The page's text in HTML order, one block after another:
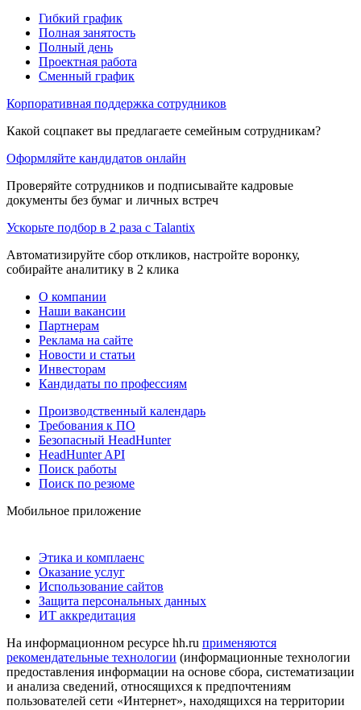
Гибкий график
Полная занятость
Полный день
Проектная работа
Сменный график
Корпоративная поддержка сотрудников
Какой соцпакет вы предлагаете семейным сотрудникам?
Оформляйте кандидатов онлайн
Проверяйте сотрудников и подписывайте кадровые
документы без бумаг и личных встреч
Ускорьте подбор в 2 раза с Talantix
Автоматизируйте сбор откликов, настройте воронку,
собирайте аналитику в 2 клика
О компании
Наши вакансии
Партнерам
Реклама на сайте
Новости и статьи
Инвесторам
Кандидаты по профессиям
Производственный календарь
Требования к ПО
Безопасный HeadHunter
HeadHunter API
Поиск работы
Поиск по резюме
Мобильное приложение
Этика и комплаенс
Оказание услуг
Использование сайтов
Защита персональных данных
ИТ аккредитация
На информационном ресурсе hh.ru применяются
рекомендательные технологии (информационные технологии
предоставления информации на основе сбора, систематизации
и анализа сведений, относящихся к предпочтениям
пользователей сети «Интернет», находящихся на территории